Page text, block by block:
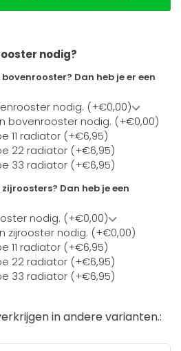
nodig?
Dan heb je er een
nodig. (+€0,00)
bovenrooster nodig. (+€0,00)
11 radiator (+€6,95)
22 radiator (+€6,95)
33 radiator (+€6,95)
Dan heb je een
nodig. (+€0,00)
zijrooster nodig. (+€0,00)
11 radiator (+€6,95)
22 radiator (+€6,95)
33 radiator (+€6,95)
in andere varianten.: